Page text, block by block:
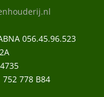
056.45.96.523
752 778 B84